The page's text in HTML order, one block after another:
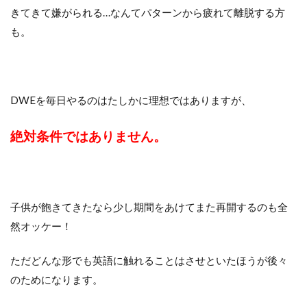
きてきて嫌がられる…なんてパターンから疲れて離脱する方
も。
DWEを毎日やるのはたしかに理想ではありますが、
絶対条件ではありません。
子供が飽きてきたなら少し期間をあけてまた再開するのも全
然オッケー！
ただどんな形でも英語に触れることはさせといたほうが後々
のためになります。